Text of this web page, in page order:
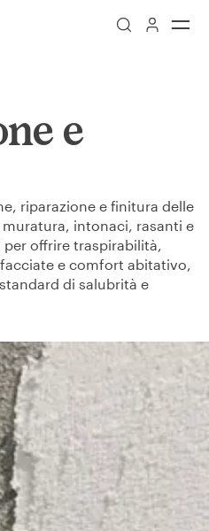
e
riparazione e finitura delle
intonaci, rasanti e
offrire traspirabilità,
e comfort abitativo,
di salubrità e